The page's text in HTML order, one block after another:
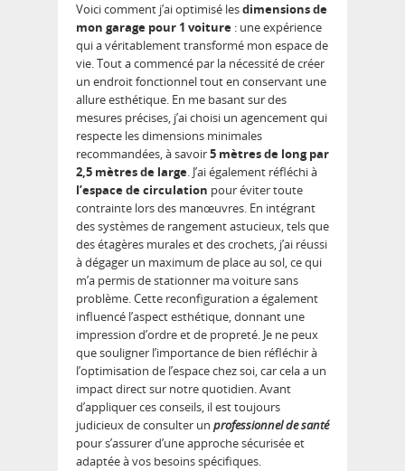
Voici comment j’ai optimisé lesdimensions de
mon garage pour 1 voiture : une expérience
qui a véritablement transformé mon espace de
vie. Tout a commencé par la nécessité de créer
un endroit fonctionnel tout en conservant une
allure esthétique. En me basant sur des
mesures précises, j’ai choisi un agencement qui
respecte les dimensions minimales
recommandées, à savoir5 mètres de long par
2,5 mètres de large. J’ai également réfléchi à
l’espace de circulation pour éviter toute
contrainte lors des manœuvres. En intégrant
des systèmes de rangement astucieux, tels que
des étagères murales et des crochets, j’ai réussi
à dégager un maximum de place au sol, ce qui
m’a permis de stationner ma voiture sans
problème. Cette reconfiguration a également
influencé l’aspect esthétique, donnant une
impression d’ordre et de propreté. Je ne peux
que souligner l’importance de bien réfléchir à
l’optimisation de l’espace chez soi, car cela a un
impact direct sur notre quotidien. Avant
d’appliquer ces conseils, il est toujours
judicieux de consulter un professionnel de santé
pour s’assurer d’une approche sécurisée et
adaptée à vos besoins spécifiques.